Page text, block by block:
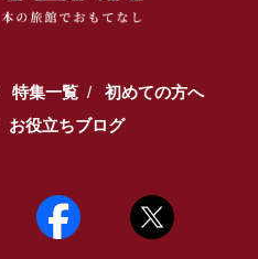
特集一覧
初めての方へ
お役立ちブログ